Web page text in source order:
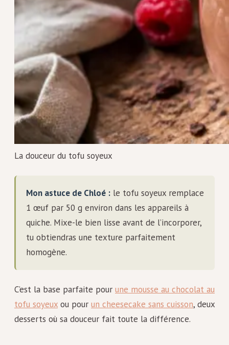
La douceur du tofu soyeux
Mon astuce de Chloé : le tofu soyeux remplace
1 œuf par 50 g environ dans les appareils à
quiche. Mixe-le bien lisse avant de l’incorporer,
tu obtiendras une texture parfaitement
homogène.
C’est la base parfaite pour une mousse au chocolat au
tofu soyeux ou pour un cheesecake sans cuisson, deux
desserts où sa douceur fait toute la différence.